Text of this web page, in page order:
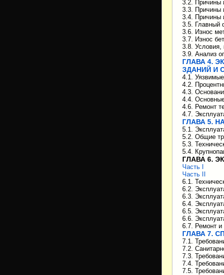
3.2. Причины
3.3. Причины
3.4. Причины
3.5. Главный
3.6. Износ
3.7. Износ
3.8. Условия,
3.9. Анализ
ГЛАВА 4.
ЗДАНИЙ И
4.1.
4.2.
4.3.
4.4.
4.6. Ремонт
4.7.
ГЛАВА 5.
5.1.
5.2. Общие
5.3.
5.4.
ГЛАВА 6.
Часть I
Часть II
6.1.
6.2.
6.3.
6.4.
6.5.
6.6.
6.7. Ремонт и
ГЛАВА 7.
7.1.
7.2.
7.3.
7.4.
7.5.